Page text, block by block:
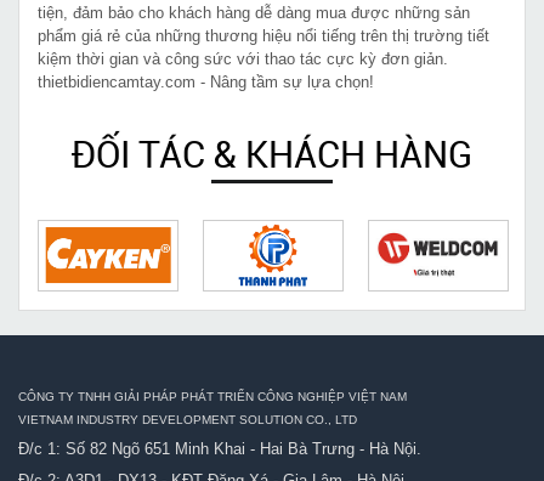
tiện, đảm bảo cho khách hàng dễ dàng mua được những sản
phẩm giá rẻ của những thương hiệu nổi tiếng trên thị trường tiết
kiệm thời gian và công sức với thao tác cực kỳ đơn giản.
thietbidiencamtay.com - Nâng tầm sự lựa chọn!
ĐỐI TÁC & KHÁCH HÀNG
CÔNG TY TNHH GIẢI PHÁP PHÁT TRIỂN CÔNG NGHIỆP VIỆT NAM
VIETNAM INDUSTRY DEVELOPMENT SOLUTION CO., LTD
Đ/c 1: Số 82 Ngõ 651 Minh Khai - Hai Bà Trưng - Hà Nội.